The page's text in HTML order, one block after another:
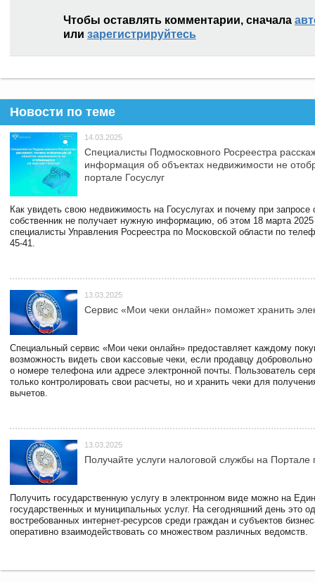
Чтобы оставлять комментарии, сначала
или зарегистрируйтесь
Новости по теме
14.03.2025
Специалисты Подмосковного Росреестра
информация об объектах недвижимости не
портале Госуслуг
Как увидеть свою недвижимость на Госуслугах и почему при запросе
собственник не получает нужную информацию, об этом 18 марта 2025
специалисты Управления Росреестра по Московской области по
45-41.
13.03.2025
Сервис «Мои чеки онлайн» поможет хранить
Специальный сервис «Мои чеки онлайн» предоставляет каждому
возможность видеть свои кассовые чеки, если продавцу
о номере телефона или адресе электронной почты. Пользователь
только контролировать свои расчеты, но и хранить чеки для
вычетов.
13.03.2025
Получайте услуги налоговой службы на Портале
Получить государственную услугу в электронном виде можно на
государственных и муниципальных услуг. На сегодняшний день это
востребованных интернет-ресурсов среди граждан и субъектов
оперативно взаимодействовать со множеством различных ведомств.